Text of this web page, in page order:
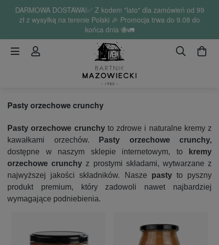
DARMOWA DOSTAWA!✅ Z kodem "lato" dla zamówień od 99
zł z wysyłką na terenie Polski 🎉 Promocja trwa do 9.08 do
końca dnia 🐝🚛
Pasty orzechowe crunchy
Pasty orzechowe crunchyto zdrowe i naturalne kremy z
kawałkami orzechów.
Pasty orzechowe crunchy,
dostępne w naszym sklepie internetowym, to
kremy
orzechowe crunchy z prostymi składami, wytwarzane z
najwyższej jakości składników. Nasze pastyto pyszny
produkt premium, który zadowoli nawet najbardziej
wymagające podniebienia.